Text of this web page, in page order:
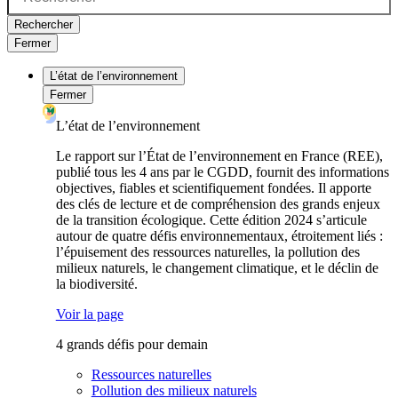
Rechercher
Fermer
L’état de l’environnement
Fermer
L’état de l’environnement
Le rapport sur l’État de l’environnement en France (REE),
publié tous les 4 ans par le CGDD, fournit des informations
objectives, fiables et scientifiquement fondées. Il apporte
des clés de lecture et de compréhension des grands enjeux
de la transition écologique. Cette édition 2024 s’articule
autour de quatre défis environnementaux, étroitement liés :
l’épuisement des ressources naturelles, la pollution des
milieux naturels, le changement climatique, et le déclin de
la biodiversité.
Voir la page
4 grands défis pour demain
Ressources naturelles
Pollution des milieux naturels